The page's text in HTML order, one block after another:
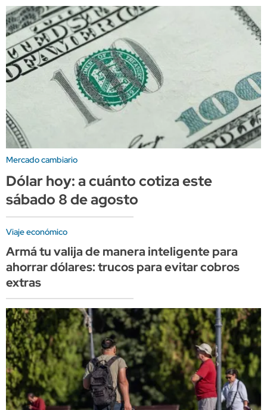
Mercado cambiario
Dólar hoy: a cuánto cotiza este
sábado 8 de agosto
Viaje económico
Armá tu valija de manera inteligente para
ahorrar dólares: trucos para evitar cobros
extras